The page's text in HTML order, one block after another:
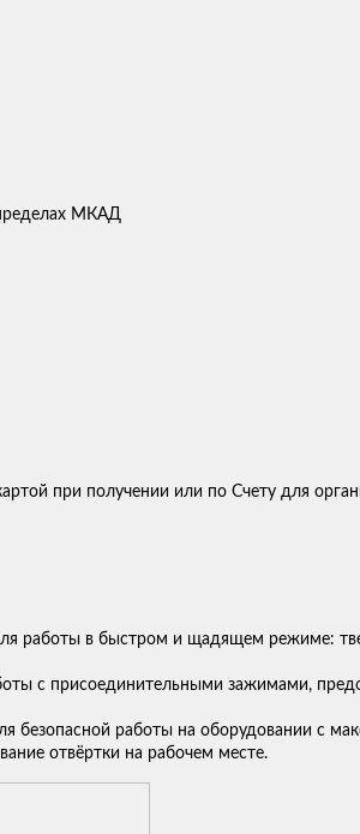
МКАД
при получении или по Счету для
работы в быстром и щадящем режиме:
с присоединительными зажимами,
безопасной работы на оборудовании с
отвёртки на рабочем месте.